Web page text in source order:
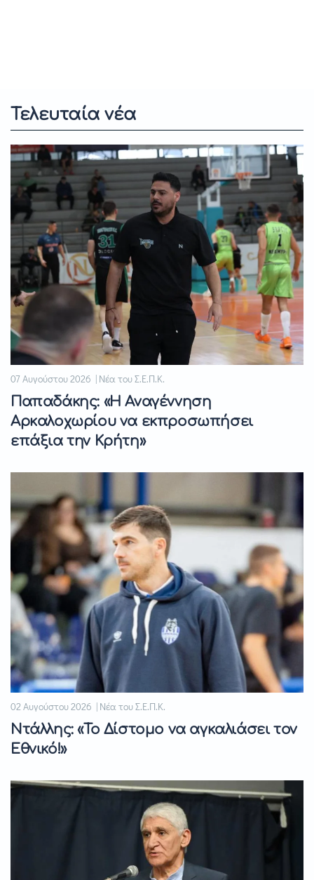
Τελευταία νέα
07 Αυγούστου 2026 | Νέα του Σ.Ε.Π.Κ.
Παπαδάκης: «Η Αναγέννηση
Αρκαλοχωρίου να εκπροσωπήσει
επάξια την Κρήτη»
02 Αυγούστου 2026 | Νέα του Σ.Ε.Π.Κ.
Ντάλλης: «Το Δίστομο να αγκαλιάσει τον
Εθνικό!»